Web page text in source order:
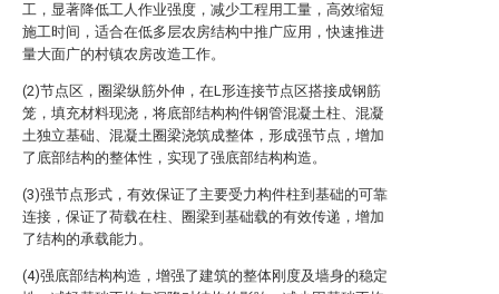
工，显著降低工人作业强度，减少工程用工量，高效缩短
施工时间，适合在低多层农房结构中推广应用，快速推进
量大面广的村镇农房改造工作。
(2)节点区，圈梁纵筋外伸，在L形连接节点区搭接成钢筋
笼，填充材料现浇，将底部结构构件钢管混凝土柱、混凝
土独立基础、混凝土圈梁浇筑成整体，形成强节点，增加
了底部结构的整体性，实现了强底部结构构造。
(3)强节点形式，有效保证了主要受力构件柱到基础的可靠
连接，保证了荷载在柱、圈梁到基础载的有效传递，增加
了结构的承载能力。
(4)强底部结构构造，增强了建筑的整体刚度及墙身的稳定